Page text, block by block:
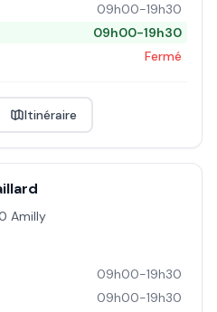
09h00-19h30
09h00-19h30
Fermé
Itinéraire
Amilly
09h00-19h30
09h00-19h30